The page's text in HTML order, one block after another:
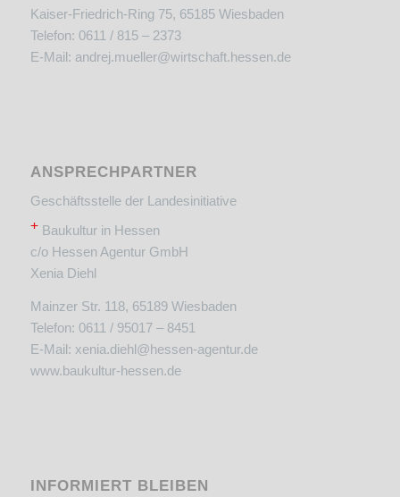
Kaiser-Friedrich-Ring 75, 65185 Wiesbaden
Telefon: 0611 / 815 – 2373
E-Mail: andrej.mueller@wirtschaft.hessen.de
ANSPRECHPARTNER
Geschäftsstelle der Landesinitiative
+Baukultur in Hessen
c/o Hessen Agentur GmbH
Xenia Diehl
Mainzer Str. 118, 65189 Wiesbaden
Telefon: 0611 / 95017 – 8451
E-Mail: xenia.diehl@hessen-agentur.de
www.baukultur-hessen.de
INFORMIERT BLEIBEN